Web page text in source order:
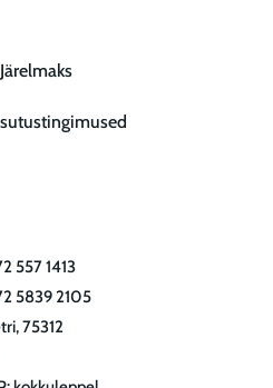
Järelmaks
557 1413
5839 2105
75312